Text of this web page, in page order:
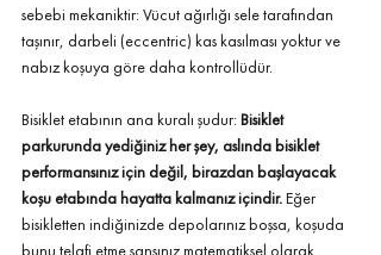
sebebi mekaniktir: Vücut ağırlığı sele tarafından
taşınır, darbeli (eccentric) kas kasılması yoktur ve
nabız koşuya göre daha kontrollüdür.
Bisiklet etabının ana kuralı şudur: Bisiklet
parkurunda yediğiniz her şey, aslında bisiklet
performansınız için değil, birazdan başlayacak
koşu etabında hayatta kalmanız içindir. Eğer
bisikletten indiğinizde depolarınız boşsa, koşuda
bunu telafi etme şansınız matematiksel olarak